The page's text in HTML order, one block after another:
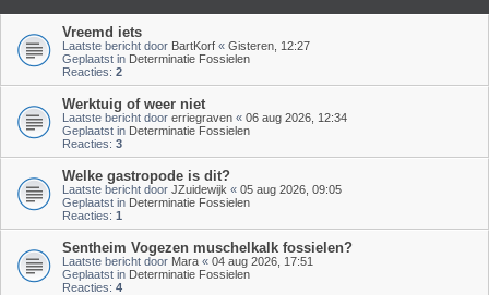
Vreemd iets
Laatste bericht door BartKorf « Gisteren, 12:27
Geplaatst in Determinatie Fossielen
Reacties: 2
Werktuig of weer niet
Laatste bericht door erriegraven « 06 aug 2026, 12:34
Geplaatst in Determinatie Fossielen
Reacties: 3
Welke gastropode is dit?
Laatste bericht door JZuidewijk « 05 aug 2026, 09:05
Geplaatst in Determinatie Fossielen
Reacties: 1
Sentheim Vogezen muschelkalk fossielen?
Laatste bericht door Mara « 04 aug 2026, 17:51
Geplaatst in Determinatie Fossielen
Reacties: 4